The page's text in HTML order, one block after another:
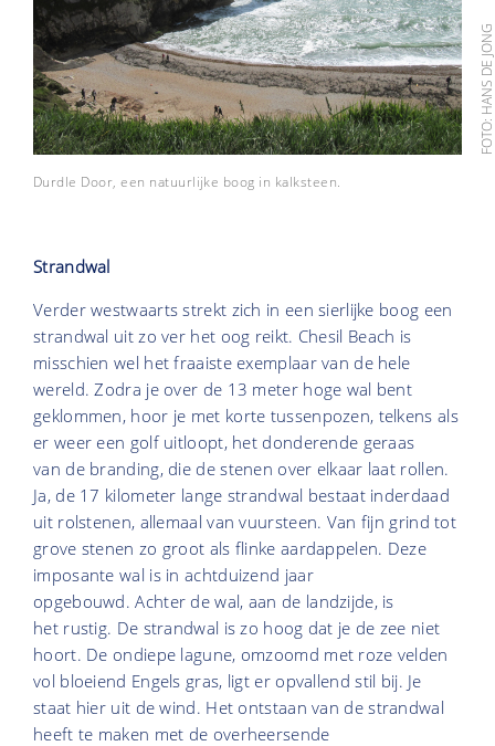
FOTO: HANS DE JONG
Durdle Door, een natuurlijke boog in kalksteen.
Strandwal
Verder westwaarts strekt zich in een sierlijke boog een
strandwal uit zo ver het oog reikt. Chesil Beach is
misschien wel het fraaiste exemplaar van de hele
wereld. Zodra je over de 13 meter hoge wal bent
geklommen, hoor je met korte tussenpozen, telkens als
er weer een golf uitloopt, het donderende geraas
van de branding, die de stenen over elkaar laat rollen.
Ja, de 17 kilometer lange strandwal bestaat inderdaad
uit rolstenen, allemaal van vuursteen. Van fijn grind tot
grove stenen zo groot als flinke aardappelen. Deze
imposante wal is in achtduizend jaar
opgebouwd. Achter de wal, aan de landzijde, is
het rustig. De strandwal is zo hoog dat je de zee niet
hoort. De ondiepe lagune, omzoomd met roze velden
vol bloeiend Engels gras, ligt er opvallend stil bij. Je
staat hier uit de wind. Het ontstaan van de strandwal
heeft te maken met de overheersende